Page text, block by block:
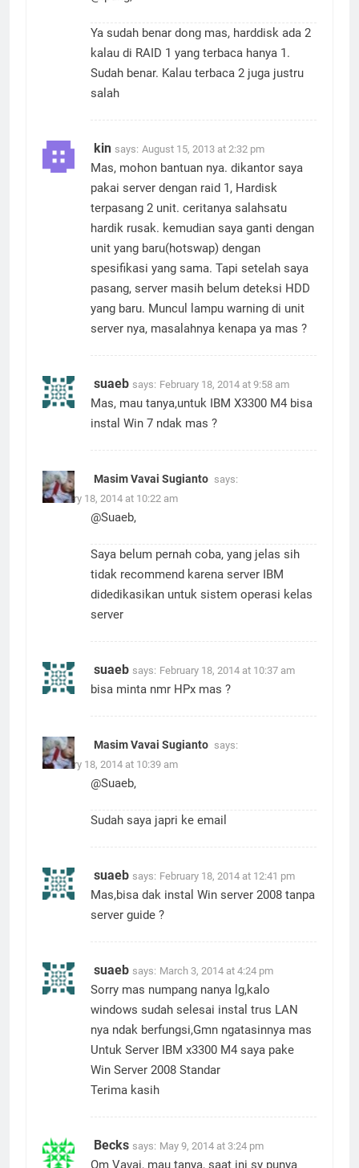
Ya sudah benar dong mas, harddisk ada 2
kalau di RAID 1 yang terbaca hanya 1.
Sudah benar. Kalau terbaca 2 juga justru
kin says: August 15, 2013 at 2:32 pm
Mas, mohon bantuan nya. dikantor saya
pakai server dengan raid 1, Hardisk
terpasang 2 unit. ceritanya salahsatu
hardik rusak. kemudian saya ganti dengan
unit yang baru(hotswap) dengan
spesifikasi yang sama. Tapi setelah saya
pasang, server masih belum deteksi HDD
yang baru. Muncul lampu warning di unit
suaeb says: February 18, 2014 at 9:58 am
Mas, mau tanya,untuk IBM X3300 M4 bisa
Masim Vavai Sugianto
February 18, 2014 at 10:22 am
Saya belum pernah coba, yang jelas sih
tidak recommend karena server IBM
suaeb says: February 18, 2014 at 10:37 am
Masim Vavai Sugianto
February 18, 2014 at 10:39 am
suaeb says: February 18, 2014 at 12:41 pm
Mas,bisa dak instal Win server 2008 tanpa
suaeb says: March 3, 2014 at 4:24 pm
Sorry mas numpang nanya lg,kalo
windows sudah selesai instal trus LAN
nya ndak berfungsi,Gmn ngatasinnya mas
Untuk Server IBM x3300 M4 saya pake
Win Server 2008 Standar
Becks says: May 9, 2014 at 3:24 pm